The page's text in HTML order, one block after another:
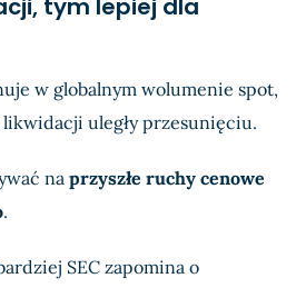
tym lepiej dla
w globalnym wolumenie spot,
uległy przesunięciu.
na przyszłe ruchy cenowe
.
SEC zapomina o